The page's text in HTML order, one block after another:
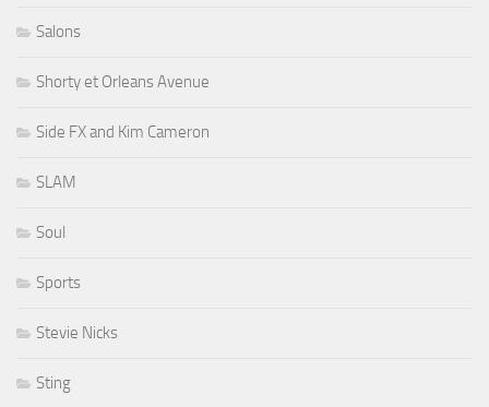
Salons
Shorty et Orleans Avenue
Side FX and Kim Cameron
SLAM
Soul
Sports
Stevie Nicks
Sting